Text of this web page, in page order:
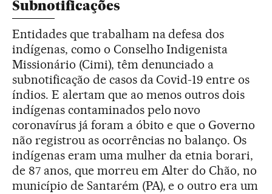
Subnotificações
Entidades que trabalham na defesa dos
indígenas, como o Conselho Indigenista
Missionário (Cimi), têm denunciado a
subnotificação de casos da Covid-19 entre os
índios. E alertam que ao menos outros dois
indígenas contaminados pelo novo
coronavírus já foram a óbito e que o Governo
não registrou as ocorrências no balanço. Os
indígenas eram uma mulher da etnia borari,
de 87 anos, que morreu em Alter do Chão, no
município de Santarém (PA), e o outro era um